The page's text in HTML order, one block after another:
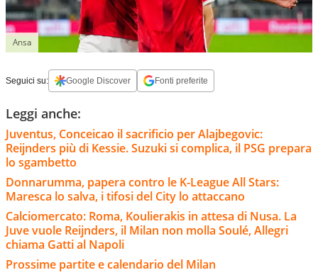
Ansa
Seguici su: Google Discover Fonti preferite
Leggi anche:
Juventus, Conceicao il sacrificio per Alajbegovic:
Reijnders più di Kessie. Suzuki si complica, il PSG prepara
lo sgambetto
Donnarumma, papera contro le K-League All Stars:
Maresca lo salva, i tifosi del City lo attaccano
Calciomercato: Roma, Koulierakis in attesa di Nusa. La
Juve vuole Reijnders, il Milan non molla Soulé, Allegri
chiama Gatti al Napoli
Prossime partite e calendario del Milan